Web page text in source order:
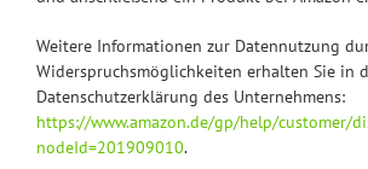
Weitere Informationen zur Datennutzung
Widerspruchsmöglichkeiten erhalten Sie in
Datenschutzerklärung des Unternehmens:
https://www.amazon.de/gp/help/customer/
nodeId=201909010.